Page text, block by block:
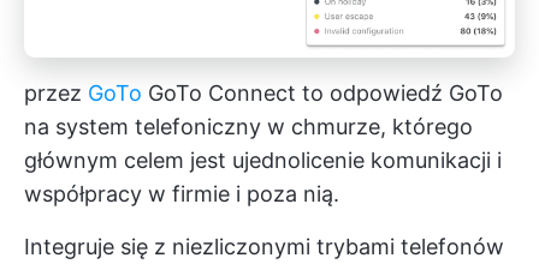
przez GoTo GoTo Connect to odpowiedź GoTo
na system telefoniczny w chmurze, którego
głównym celem jest ujednolicenie komunikacji i
współpracy w firmie i poza nią.
Integruje się z niezliczonymi trybami telefonów